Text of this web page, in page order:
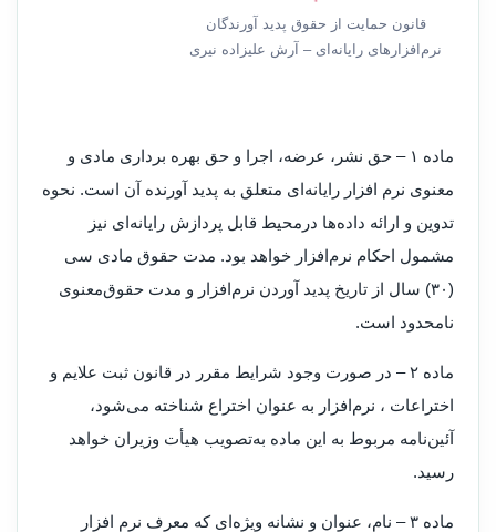
‌قانون حمایت از حقوق پدید آورندگان
نرم‌افزارهای رایانه‌ای – آرش علیزاده نیری
‌ماده ۱ – حق نشر، عرضه، اجرا و حق بهره برداری مادی و
معنوی نرم افزار رایانه‌ای متعلق به پدید آورنده آن است. نحوه
تدوین و ارائه داده‌ها در‌محیط قابل پردازش رایانه‌ای نیز
مشمول احکام نرم‌افزار خواهد بود. مدت حقوق مادی سی
(۳۰) سال از تاریخ پدید آوردن نرم‌افزار و مدت حقوق‌معنوی
نامحدود است.
‌ماده ۲ – در صورت وجود شرایط مقرر در قانون ثبت علایم و
اختراعات ، نرم‌افزار به عنوان اختراع شناخته می‌شود،
آئین‌نامه مربوط به این ماده به‌تصویب هیأت وزیران خواهد
رسید.
‌ماده ۳ – نام، عنوان و نشانه ویژه‌ای که معرف نرم افزار